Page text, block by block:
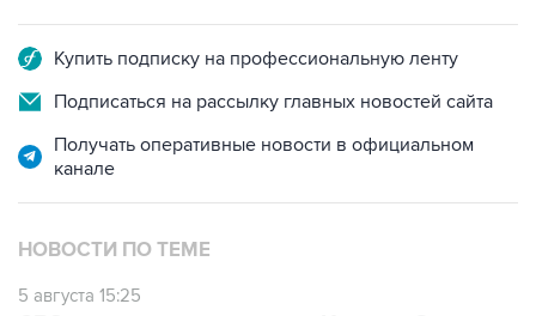
Купить подписку на профессиональную ленту
Подписаться на рассылку главных новостей сайта
Получать оперативные новости в официальном
канале
НОВОСТИ ПО ТЕМЕ
5 августа 15:25